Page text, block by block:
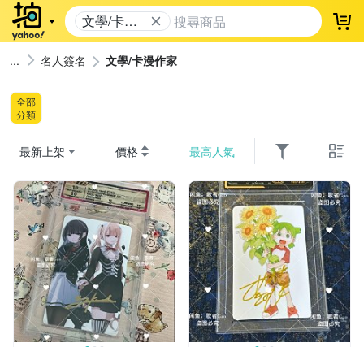
文學/卡漫
作家
登
名人簽名 文學/卡漫作家
全部
分類
最新上架 價格 最高人氣